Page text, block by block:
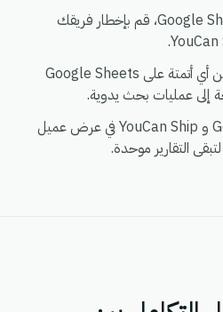
→ عندما تتغير الحالة في Google Sheets، قم بإخطار فريقك
→ ابحث في YouCan Ship من أي أتمتة على Google Sheets
إلى عمليات بحث يدوية.
→ اجمع بين Google Sheets و YouCan Ship في عرض عميل